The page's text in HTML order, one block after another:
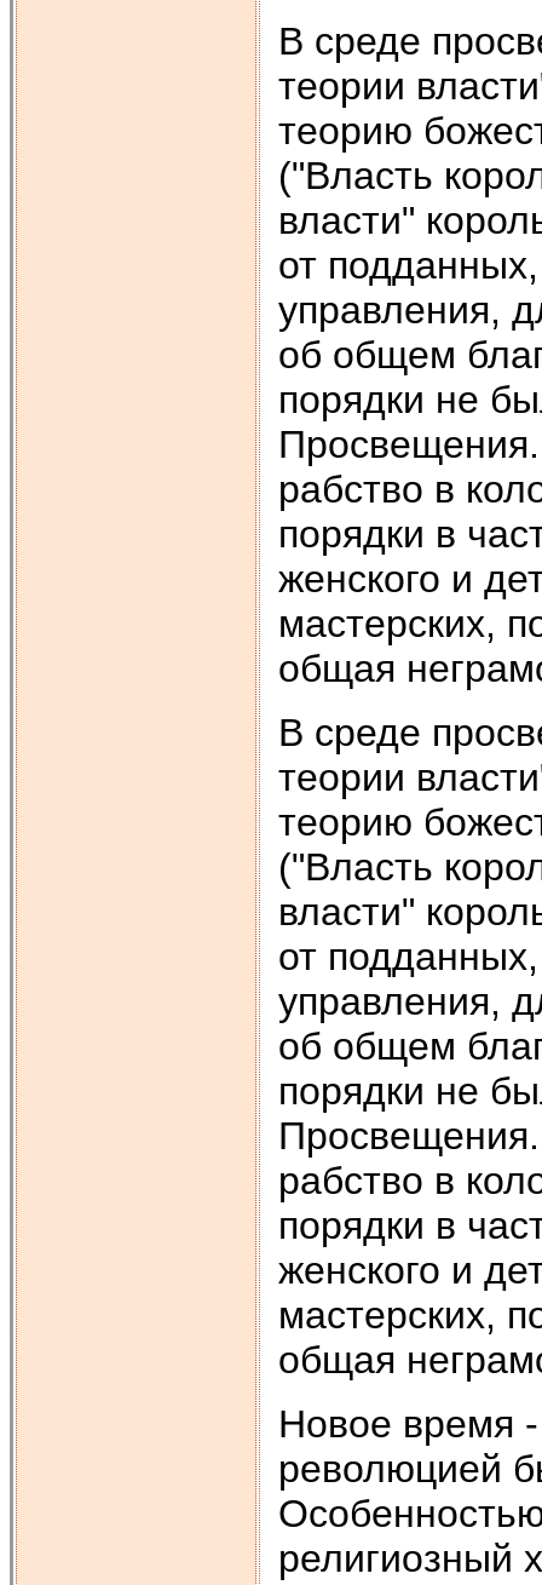
В среде
теории
теорию
("Власть
власти"
от
управления,
об общем
порядки не
рабство в
порядки в
женского и
мастерских,
общая
В среде
теории
теорию
("Власть
власти"
от
управления,
об общем
порядки не
рабство в
порядки в
женского и
мастерских,
общая
Новое время
революцией
религиозный